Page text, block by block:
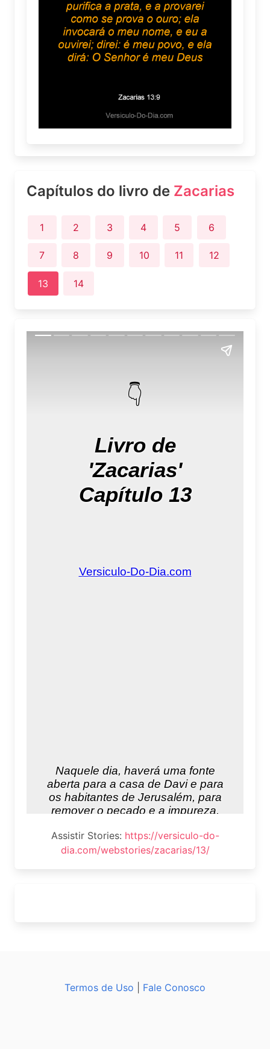
Capítulos do livro de Zacarias
1 2 3 4 5 6
7 8 9 10 11 12
13 14
Assistir Stories: https://versiculo-do-
dia.com/webstories/zacarias/13/
Termos de Uso Fale Conosco